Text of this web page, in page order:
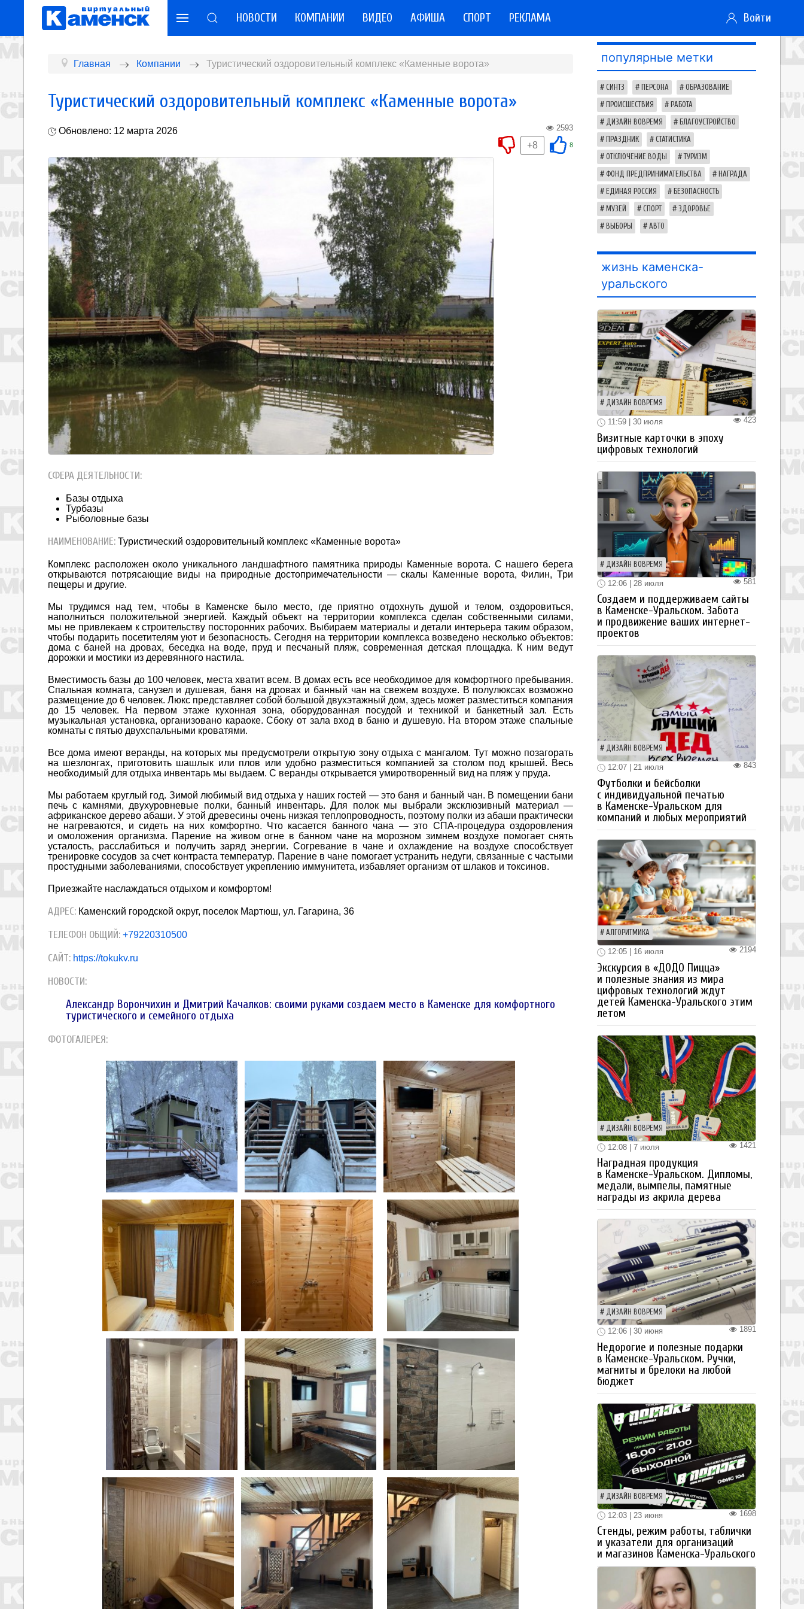
НОВОСТИ КОМПАНИИ ВИДЕО АФИША СПОРТ РЕКЛАМА Войти
Главная Компании Туристический оздоровительный комплекс «Каменные ворота»
Туристический оздоровительный комплекс «Каменные ворота»
Обновлено: 12 марта 2026 2593
8
+8
СФЕРА ДЕЯТЕЛЬНОСТИ:
Базы отдыха
Турбазы
Рыболовные базы
НАИМЕНОВАНИЕ: Туристический оздоровительный комплекс «Каменные ворота»
Комплекс расположен около уникального ландшафтного памятника природы Каменные ворота. С нашего берега
открываются потрясающие виды на природные достопримечательности — скалы Каменные ворота, Филин, Три
пещеры и другие.
Мы трудимся над тем, чтобы в Каменске было место, где приятно отдохнуть душой и телом, оздоровиться,
наполниться положительной энергией. Каждый объект на территории комплекса сделан собственными силами,
мы не привлекаем к строительству посторонних рабочих. Выбираем материалы и детали интерьера таким образом,
чтобы подарить посетителям уют и безопасность. Сегодня на территории комплекса возведено несколько объектов:
дома с баней на дровах, беседка на воде, пруд и песчаный пляж, современная детская площадка. К ним ведут
дорожки и мостики из деревянного настила.
Вместимость базы до 100 человек, места хватит всем. В домах есть все необходимое для комфортного пребывания.
Спальная комната, санузел и душевая, баня на дровах и банный чан на свежем воздухе. В полулюксах возможно
размещение до 6 человек. Люкс представляет собой большой двухэтажный дом, здесь может разместиться компания
до 15 человек. На первом этаже кухонная зона, оборудованная посудой и техникой и банкетный зал. Есть
музыкальная установка, организовано караоке. Сбоку от зала вход в баню и душевую. На втором этаже спальные
комнаты с пятью двухспальными кроватями.
Все дома имеют веранды, на которых мы предусмотрели открытую зону отдыха с мангалом. Тут можно позагорать
на шезлонгах, приготовить шашлык или плов или удобно разместиться компанией за столом под крышей. Весь
необходимый для отдыха инвентарь мы выдаем. С веранды открывается умиротворенный вид на пляж у пруда.
Мы работаем круглый год. Зимой любимый вид отдыха у наших гостей — это баня и банный чан. В помещении бани
печь с камнями, двухуровневые полки, банный инвентарь. Для полок мы выбрали эксклюзивный материал —
африканское дерево абаши. У этой древесины очень низкая теплопроводность, поэтому полки из абаши практически
не нагреваются, и сидеть на них комфортно. Что касается банного чана — это СПА-процедура оздоровления
и омоложения организма. Парение на живом огне в банном чане на морозном зимнем воздухе помогает снять
усталость, расслабиться и получить заряд энергии. Согревание в чане и охлаждение на воздухе способствует
тренировке сосудов за счет контраста температур. Парение в чане помогает устранить недуги, связанные с частыми
простудными заболеваниями, способствует укреплению иммунитета, избавляет организм от шлаков и токсинов.
Приезжайте наслаждаться отдыхом и комфортом!
АДРЕС: Каменский городской округ, поселок Мартюш, ул. Гагарина, 36
ТЕЛЕФОН ОБЩИЙ: +79220310500
САЙТ: https://tokukv.ru
НОВОСТИ:
Александр Ворончихин и Дмитрий Качалков: своими руками создаем место в Каменске для комфортного
туристического и семейного отдыха
ФОТОГАЛЕРЕЯ:
популярные метки
СИНТЗ ПЕРСОНА ОБРАЗОВАНИЕ
ПРОИСШЕСТВИЯ РАБОТА
ДИЗАЙН ВОВРЕМЯ БЛАГОУСТРОЙСТВО
ПРАЗДНИК СТАТИСТИКА
ОТКЛЮЧЕНИЕ ВОДЫ ТУРИЗМ
ФОНД ПРЕДПРИНИМАТЕЛЬСТВА НАГРАДА
ЕДИНАЯ РОССИЯ БЕЗОПАСНОСТЬ
МУЗЕЙ СПОРТ ЗДОРОВЬЕ
ВЫБОРЫ АВТО
жизнь каменска-
уральского
ДИЗАЙН ВОВРЕМЯ
423
11:59 | 30 июля
Визитные карточки в эпоху
цифровых технологий
ДИЗАЙН ВОВРЕМЯ
581
12:06 | 28 июля
Создаем и поддерживаем сайты
в Каменске-Уральском. Забота
и продвижение ваших интернет-
проектов
ДИЗАЙН ВОВРЕМЯ
843
12:07 | 21 июля
Футболки и бейсболки
с индивидуальной печатью
в Каменске-Уральском для
компаний и любых мероприятий
АЛГОРИТМИКА
2194
12:05 | 16 июля
Экскурсия в «ДОДО Пицца»
и полезные знания из мира
цифровых технологий ждут
детей Каменска-Уральского этим
летом
ДИЗАЙН ВОВРЕМЯ
1421
12:08 | 7 июля
Наградная продукция
в Каменске-Уральском. Дипломы,
медали, вымпелы, памятные
награды из акрила дерева
ДИЗАЙН ВОВРЕМЯ
1891
12:06 | 30 июня
Недорогие и полезные подарки
в Каменске-Уральском. Ручки,
магниты и брелоки на любой
бюджет
ДИЗАЙН ВОВРЕМЯ
1698
12:03 | 23 июня
Стенды, режим работы, таблички
и указатели для организаций
и магазинов Каменска-Уральского